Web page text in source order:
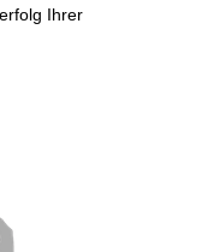
Ihrer